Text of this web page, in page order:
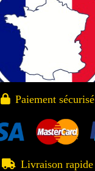
 Paiement sécurisé
 Livraison rapide